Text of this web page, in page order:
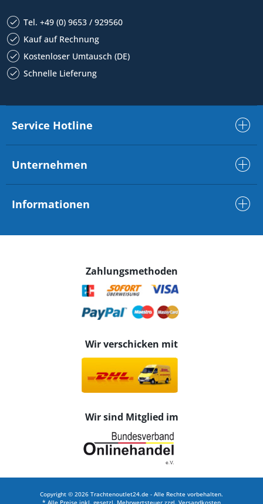
Tel. +49 (0) 9653 / 929560
Kauf auf Rechnung
Kostenloser Umtausch (DE)
Schnelle Lieferung
Service Hotline
Unternehmen
Informationen
Zahlungsmethoden
Wir verschicken mit
Wir sind Mitglied im
Copyright © 2026 Trachtenoutlet24.de - Alle Rechte vorbehalten.